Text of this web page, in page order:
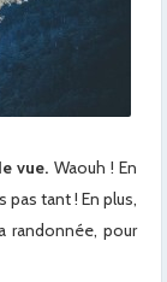
vue. Waouh ! En
pas tant ! En plus,
randonnée, pour